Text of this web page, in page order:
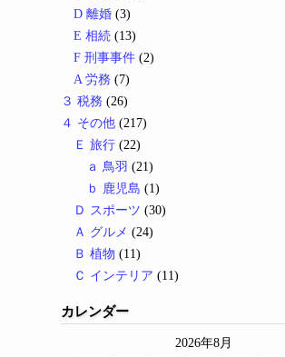
D 離婚 (3)
E 相続 (13)
F 刑事事件 (2)
A 労務 (7)
３ 税務 (26)
４ その他 (217)
Ｅ 旅行 (22)
ａ 鳥羽 (21)
ｂ 鹿児島 (1)
Ｄ スポーツ (30)
Ａ グルメ (24)
Ｂ 植物 (11)
Ｃ インテリア (11)
カレンダー
2026年8月